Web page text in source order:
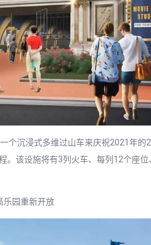
个沉浸式多维过山车来庆祝2021年的
。该设施将有3列火车、每列12个座
乐园重新开放